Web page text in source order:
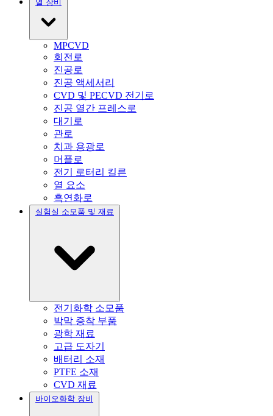
열 장비
MPCVD
회전로
진공로
진공 액세서리
CVD 및 PECVD 전기로
진공 열간 프레스로
대기로
관로
치과 용광로
머플로
전기 로터리 킬른
열 요소
흑연화로
실험실 소모품 및 재료
전기화학 소모품
박막 증착 부품
광학 재료
고급 도자기
배터리 소재
PTFE 소재
CVD 재료
바이오화학 장비